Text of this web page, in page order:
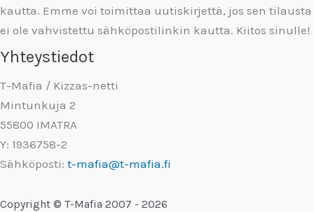
kautta. Emme voi toimittaa uutiskirjettä, jos sen tilausta
ei ole vahvistettu sähköpostilinkin kautta. Kiitos sinulle!
Yhteystiedot
T-Mafia / Kizzas-netti
Mintunkuja 2
55800 IMATRA
Y: 1936758-2
Sähköposti: t-mafia@t-mafia.fi
Copyright © T-Mafia 2007 - 2026